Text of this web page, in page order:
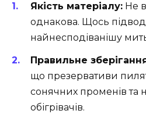
Якість матеріалу: Не
однакова. Щось
найнесподіванішу
Правильне
що презервативи
сонячних променів та
обігрівачів.